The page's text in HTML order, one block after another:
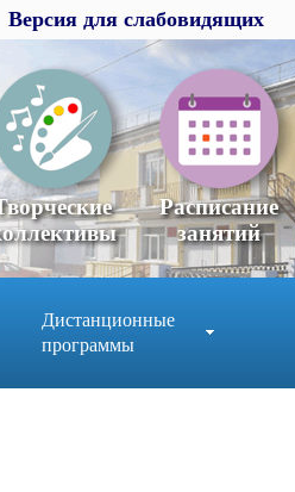
Версия
для слабовидящих
Расписание
занятий
Дистанционные
программы